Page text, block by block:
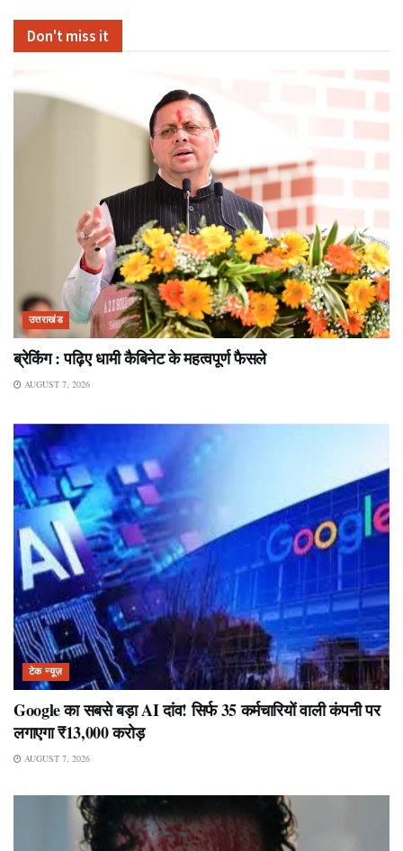
Don't miss it
उत्तराखंड
ब्रेकिंग : पढ़िए धामी कैबिनेट के महत्वपूर्ण फैसले
AUGUST 7, 2026
टेक न्यूज़
Google का सबसे बड़ा AI दांव! सिर्फ 35 कर्मचारियों वाली कंपनी पर
लगाएगा ₹13,000 करोड़
AUGUST 7, 2026